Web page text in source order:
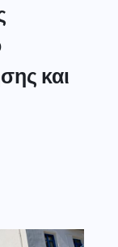
και